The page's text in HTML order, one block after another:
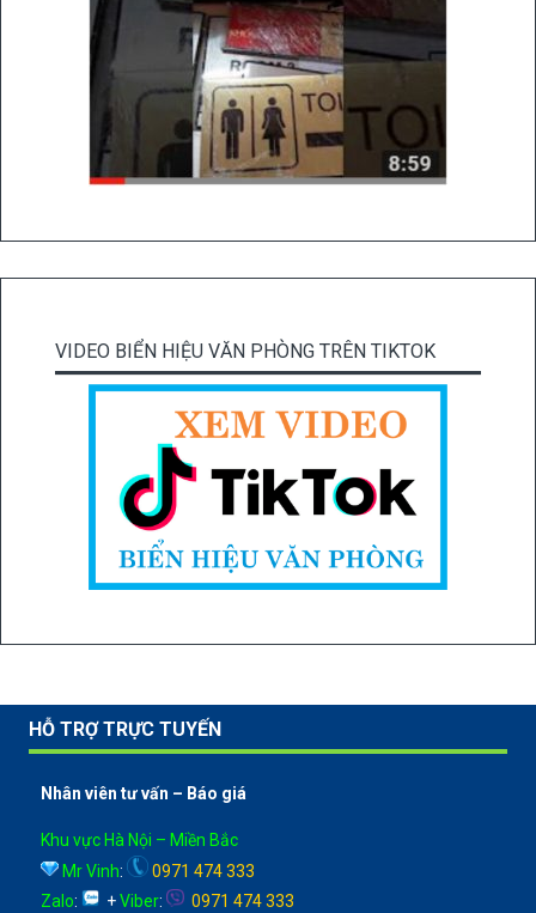
VIDEO BIỂN HIỆU VĂN PHÒNG TRÊN TIKTOK
HỖ TRỢ TRỰC TUYẾN
Nhân viên tư vấn – Báo giá
Khu vực Hà Nội – Miền Bắc
Mr Vinh:
0971 474 333
Zalo: +Viber:
0971 474 333